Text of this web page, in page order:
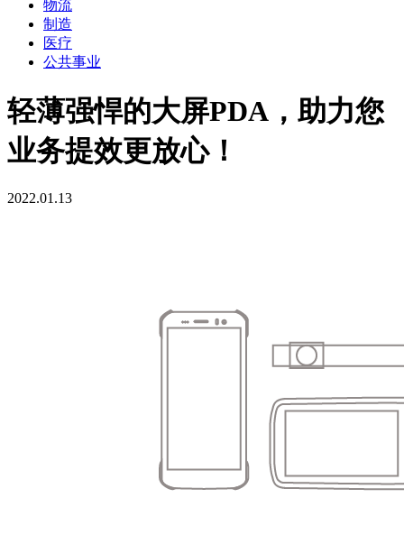
物流
制造
医疗
公共事业
轻薄强悍的大屏PDA，助力您
业务提效更放心！
2022.01.13